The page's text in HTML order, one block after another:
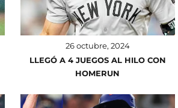
26 octubre, 2024
LLEGÓ A 4 JUEGOS AL HILO CON
HOMERUN